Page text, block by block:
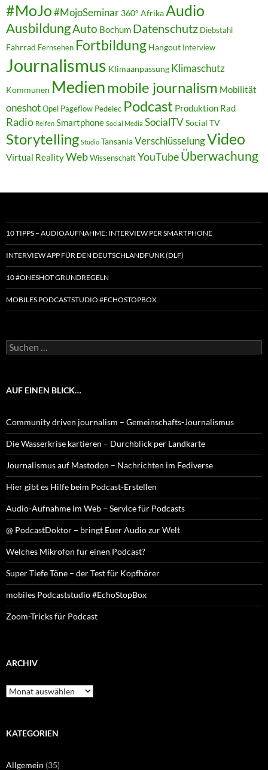
#MoJo#MojoSeminar 360° AfrikaAudio
AusbildungAuto Bochum Datenschutz Diebstahl
Fahrrad Fernsehen Fortbildung Hangout Interview
Journalismus Klimaanpassung Klimaschutz
Kommunen Medienmobile journalism Mobilität
oneshot Opel Pageflow Pedelec Podcast Produktion Rad
Radio Reifen Smartphone Social Media SocialTVSocial TV
Storytelling Studio TansaniaVerschlüsselungVideo
Virtual RealityWeb Wissenschaft YouTubeÜberwachung
10 TIPPS – AUDIOAUFNAHME: INTERVIEW PER SMARTPHONE
INTERVIEW APP FÜR DEN DEUTSCHLANDFUNK (DLF)
10 #ONESHOT GRUNDREGELN
MOBILES PODCASTSTUDIO #ECHOSTOPBOX
Suchen
nach:
AUF EINEN BLICK…
Community driven journalism – Gemeinschafts-Journalismus
Die Wasserkrise kartieren – Durchblick per Landkarte
Journalismus auf Mastodon – Nachrichten im Fediverse
Hier gibt es Hilfe beim Podcast-Erstellen
Audio-Aufnahme im Web – Service für Podcasts
@ PodcastDoktor – bringt Euer Audio zur Welt
Welches Mikrofon für einen Podcast?
Super Tiefe Töne – der Test für Kopfhörer
mobiles Podcaststudio #EchoStopBox
Zoom-Tricks für Podcast
ARCHIV
Archiv
KATEGORIEN
Allgemein (35)